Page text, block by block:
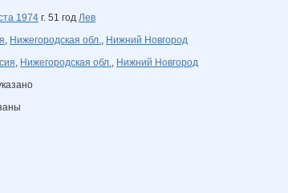
1974 г. 51 год Лев
, Нижегородская обл., Нижний Новгород
, Нижегородская обл., Нижний Новгород